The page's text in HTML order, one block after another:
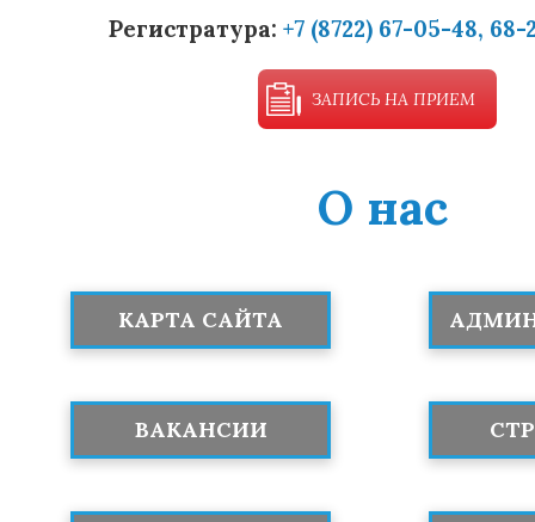
Регистратура: +7 (8722) 67-05-48, 68-
ЗАПИСЬ НА ПРИЕМ
О нас
КАРТА САЙТА
ВАКАНСИИ